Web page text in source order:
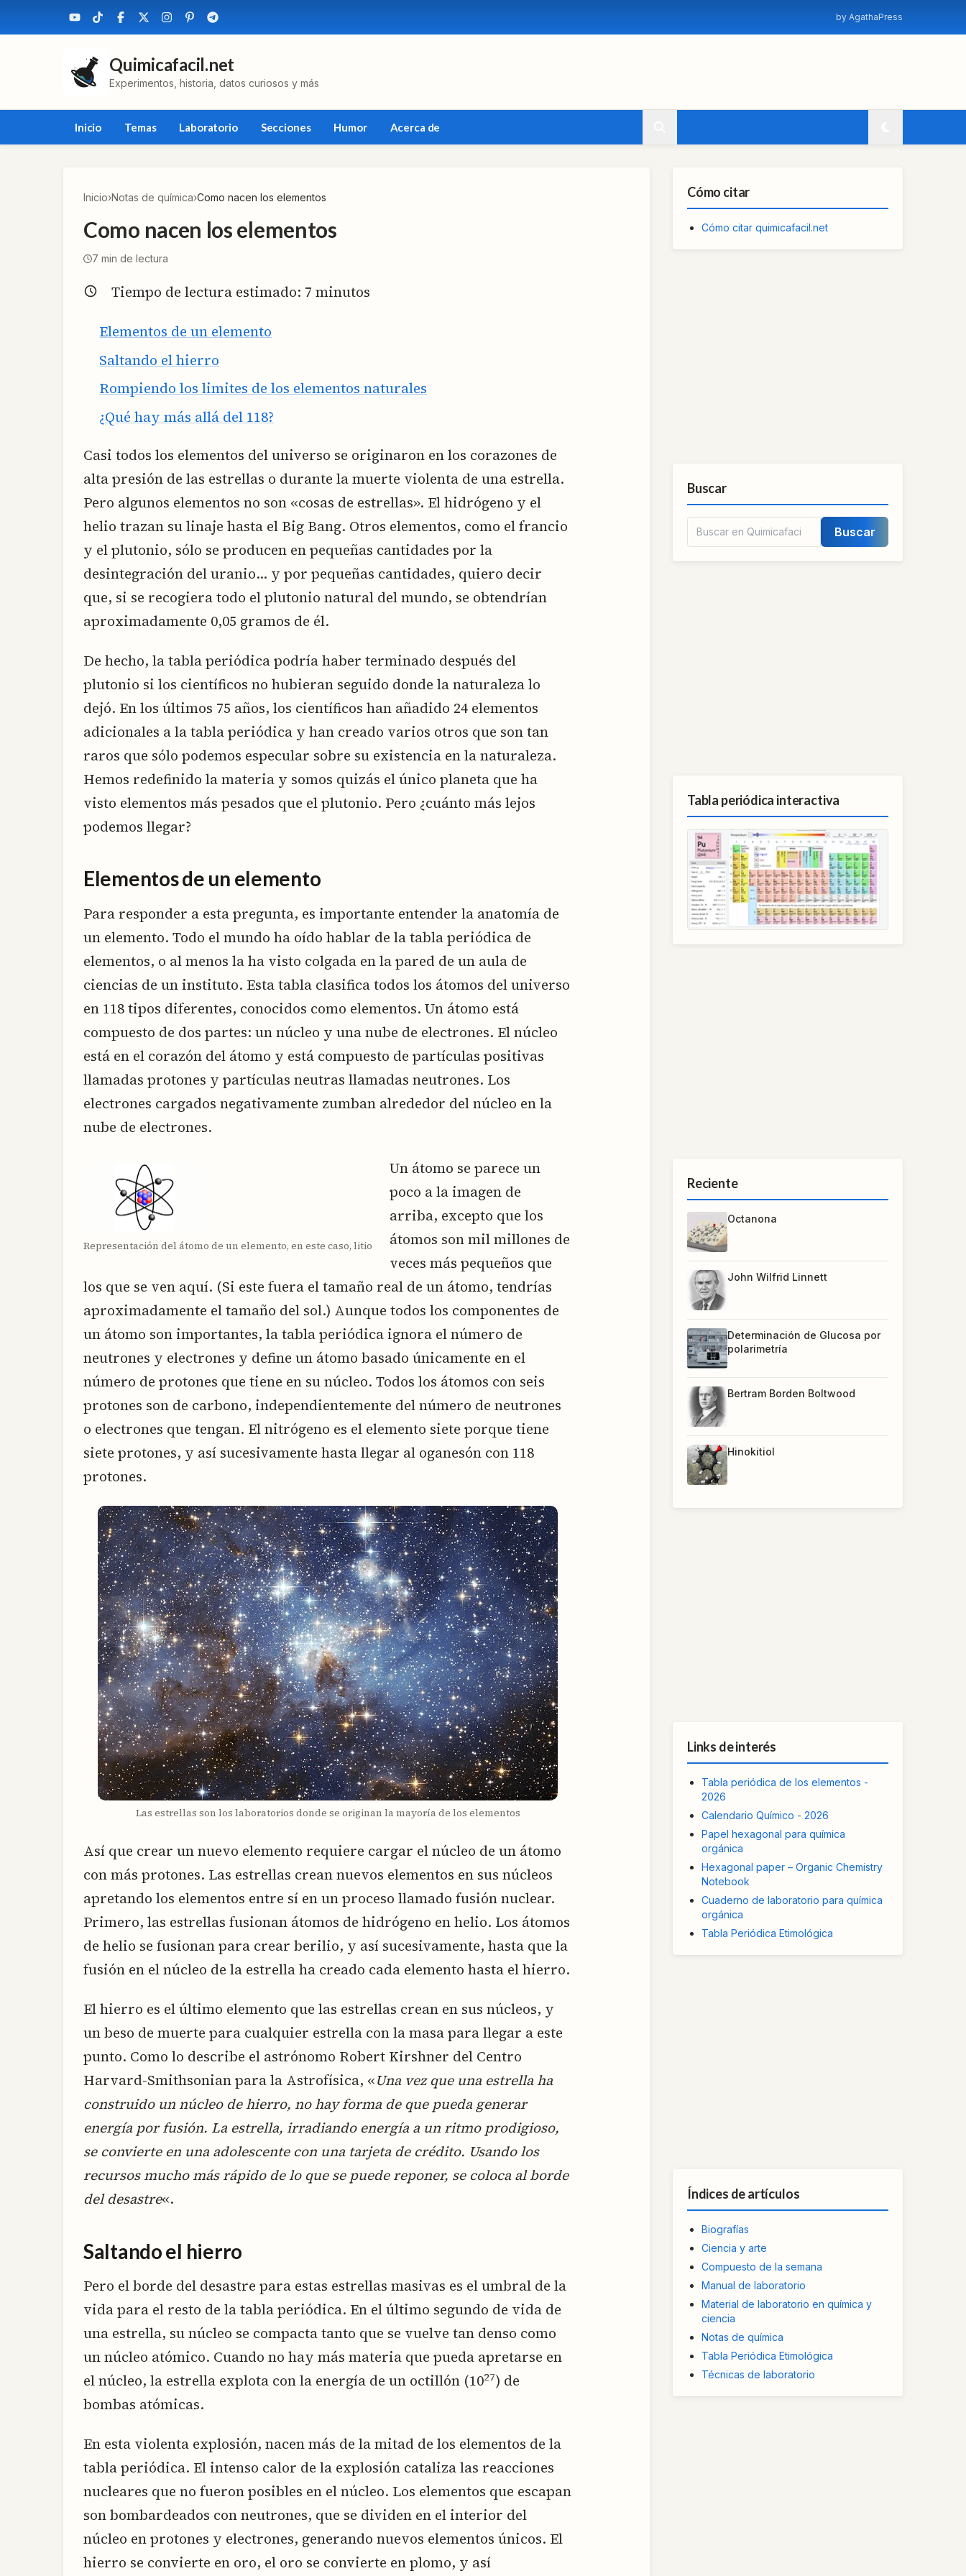
by AgathaPress
Quimicafacil.net
Experimentos, historia, datos curiosos y más
Inicio Temas Laboratorio Secciones Humor Acerca de
Inicio›Notas de química›Como nacen los elementos
Como nacen los elementos
7 min de lectura
Tiempo de lectura estimado: 7 minutos
Elementos de un elemento
Saltando el hierro
Rompiendo los limites de los elementos naturales
¿Qué hay más allá del 118?
Casi todos los elementos del universo se originaron en los corazones de
alta presión de las estrellas o durante la muerte violenta de una estrella.
Pero algunos elementos no son «cosas de estrellas». El hidrógeno y el
helio trazan su linaje hasta el Big Bang. Otros elementos, como el francio
y el plutonio, sólo se producen en pequeñas cantidades por la
desintegración del uranio… y por pequeñas cantidades, quiero decir
que, si se recogiera todo el plutonio natural del mundo, se obtendrían
aproximadamente 0,05 gramos de él.
De hecho, la tabla periódica podría haber terminado después del
plutonio si los científicos no hubieran seguido donde la naturaleza lo
dejó. En los últimos 75 años, los científicos han añadido 24 elementos
adicionales a la tabla periódica y han creado varios otros que son tan
raros que sólo podemos especular sobre su existencia en la naturaleza.
Hemos redefinido la materia y somos quizás el único planeta que ha
visto elementos más pesados que el plutonio. Pero ¿cuánto más lejos
podemos llegar?
Elementos de un elemento
Para responder a esta pregunta, es importante entender la anatomía de
un elemento. Todo el mundo ha oído hablar de la tabla periódica de
elementos, o al menos la ha visto colgada en la pared de un aula de
ciencias de un instituto. Esta tabla clasifica todos los átomos del universo
en 118 tipos diferentes, conocidos como elementos. Un átomo está
compuesto de dos partes: un núcleo y una nube de electrones. El núcleo
está en el corazón del átomo y está compuesto de partículas positivas
llamadas protones y partículas neutras llamadas neutrones. Los
electrones cargados negativamente zumban alrededor del núcleo en la
nube de electrones.
Representación del átomo de un elemento, en este caso, litio
Un átomo se parece un
poco a la imagen de
arriba, excepto que los
átomos son mil millones de
veces más pequeños que
los que se ven aquí. (Si este fuera el tamaño real de un átomo, tendrías
aproximadamente el tamaño del sol.) Aunque todos los componentes de
un átomo son importantes, la tabla periódica ignora el número de
neutrones y electrones y define un átomo basado únicamente en el
número de protones que tiene en su núcleo. Todos los átomos con seis
protones son de carbono, independientemente del número de neutrones
o electrones que tengan. El nitrógeno es el elemento siete porque tiene
siete protones, y así sucesivamente hasta llegar al oganesón con 118
protones.
Las estrellas son los laboratorios donde se originan la mayoría de los elementos
Así que crear un nuevo elemento requiere cargar el núcleo de un átomo
con más protones. Las estrellas crean nuevos elementos en sus núcleos
apretando los elementos entre sí en un proceso llamado fusión nuclear.
Primero, las estrellas fusionan átomos de hidrógeno en helio. Los átomos
de helio se fusionan para crear berilio, y así sucesivamente, hasta que la
fusión en el núcleo de la estrella ha creado cada elemento hasta el hierro.
El hierro es el último elemento que las estrellas crean en sus núcleos, y
un beso de muerte para cualquier estrella con la masa para llegar a este
punto. Como lo describe el astrónomo Robert Kirshner del Centro
Harvard-Smithsonian para la Astrofísica, «Una vez que una estrella ha
construido un núcleo de hierro, no hay forma de que pueda generar
energía por fusión. La estrella, irradiando energía a un ritmo prodigioso,
se convierte en una adolescente con una tarjeta de crédito. Usando los
recursos mucho más rápido de lo que se puede reponer, se coloca al borde
del desastre«.
Saltando el hierro
Pero el borde del desastre para estas estrellas masivas es el umbral de la
vida para el resto de la tabla periódica. En el último segundo de vida de
una estrella, su núcleo se compacta tanto que se vuelve tan denso como
un núcleo atómico. Cuando no hay más materia que pueda apretarse en
el núcleo, la estrella explota con la energía de un octillón (1027) de
bombas atómicas.
En esta violenta explosión, nacen más de la mitad de los elementos de la
tabla periódica. El intenso calor de la explosión cataliza las reacciones
nucleares que no fueron posibles en el núcleo. Los elementos que escapan
son bombardeados con neutrones, que se dividen en el interior del
núcleo en protones y electrones, generando nuevos elementos únicos. El
hierro se convierte en oro, el oro se convierte en plomo, y así
Cómo citar
Cómo citar quimicafacil.net
Buscar
Buscar
Tabla periódica interactiva
Reciente
Octanona
John Wilfrid Linnett
Determinación de Glucosa por
polarimetría
Bertram Borden Boltwood
Hinokitiol
Links de interés
Tabla periódica de los elementos -
2026
Calendario Químico - 2026
Papel hexagonal para química
orgánica
Hexagonal paper – Organic Chemistry
Notebook
Cuaderno de laboratorio para química
orgánica
Tabla Periódica Etimológica
Índices de artículos
Biografías
Ciencia y arte
Compuesto de la semana
Manual de laboratorio
Material de laboratorio en química y
ciencia
Notas de química
Tabla Periódica Etimológica
Técnicas de laboratorio